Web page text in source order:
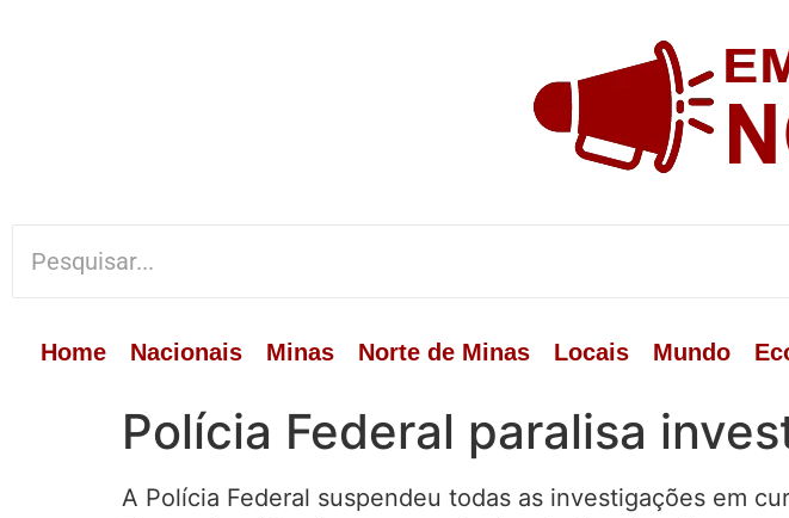
Home Nacionais Minas Norte de Minas Locais Mundo
Polícia Federal paralisa
A Polícia Federal suspendeu todas as investigações em